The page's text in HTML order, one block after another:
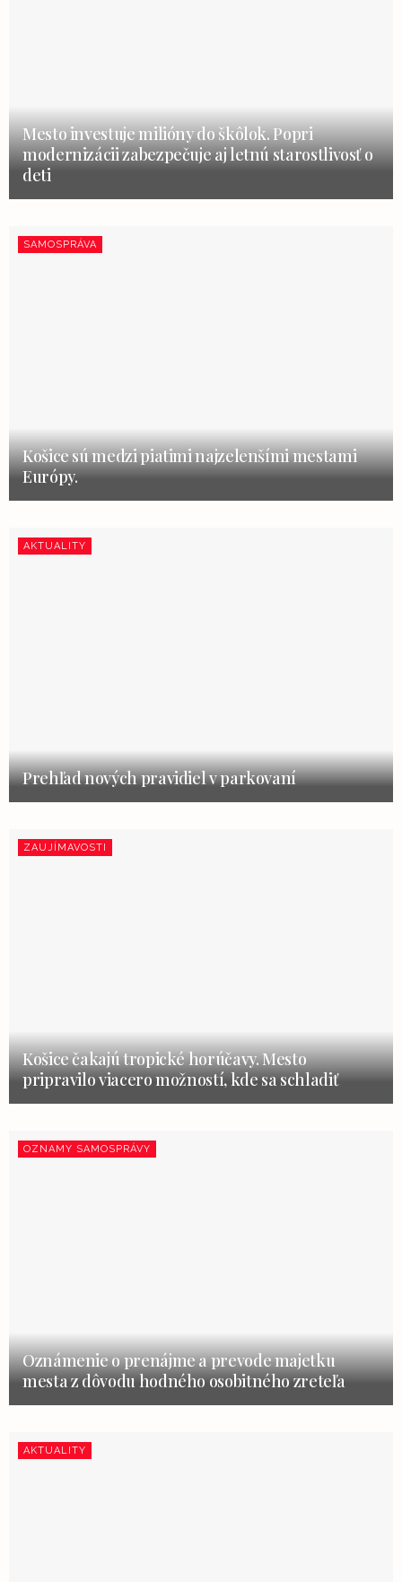
Mesto investuje milióny do škôlok. Popri
modernizácii zabezpečuje aj letnú starostlivosť o
deti
SAMOSPRÁVA
Košice sú medzi piatimi najzelenšími mestami
Európy.
AKTUALITY
Prehľad nových pravidiel v parkovaní
ZAUJÍMAVOSTI
Košice čakajú tropické horúčavy. Mesto
pripravilo viacero možností, kde sa schladiť
OZNAMY SAMOSPRÁVY
Oznámenie o prenájme a prevode majetku
mesta z dôvodu hodného osobitného zreteľa
AKTUALITY